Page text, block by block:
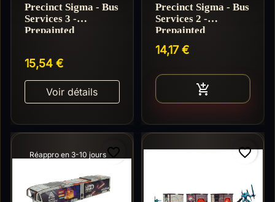
Precinct Sigma - Bus
Services 3 -
Prepainted
15,54 €
Voir détails
Precinct Sigma - Bus
Services 2 -
Prepainted
14,17 €

Réappro en 3-10 joursfavorite_border favorite_border